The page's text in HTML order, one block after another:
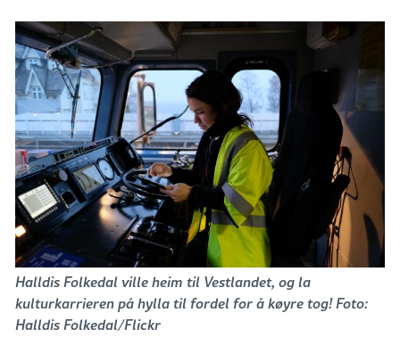
Halldis Folkedal ville heim til Vestlandet, og la
kulturkarrieren på hylla til fordel for å køyre tog! Foto:
Halldis Folkedal/Flickr